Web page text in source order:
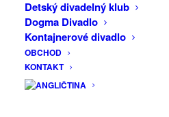
Detský divadelný klub
Dogma Divadlo
Kontajnerové divadlo
OBCHOD
KONTAKT
Lorem ipsum dolor sit
temporibus qui, per enim
Quo eu etiam exerci